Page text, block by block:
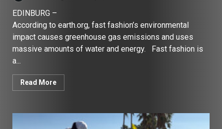
EDINBURG –
According to earth.org, fast fashion’s environmental
impact causes greenhouse gas emissions and uses
massive amounts of water and energy. Fast fashion is
a...
Read More